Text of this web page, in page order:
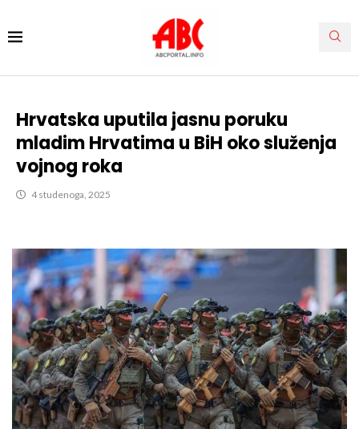
Hrvatska uputila jasnu poruku
mladim Hrvatima u BiH oko služenja
vojnog roka
4 studenoga, 2025